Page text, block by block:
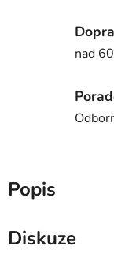
nad
Popis
Diskuze